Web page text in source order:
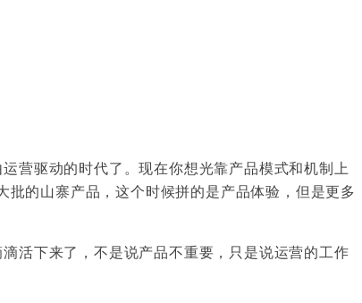
营驱动的时代了。现在你想光靠产品模式和机制上
的山寨产品，这个时候拼的是产品体验，但是更多
活下来了，不是说产品不重要，只是说运营的工作